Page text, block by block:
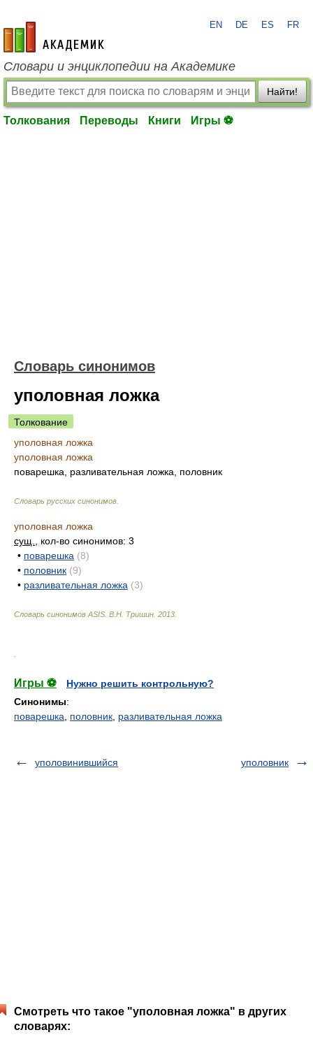
academic.ru
EN DE ES FR
Словари и энциклопедии на Академике
Найти!
Толкования Переводы Книги Игры ⚽
Словарь синонимов
уполовная ложка
Толкование
уполовная ложка
уполовная ложка
поварешка, разливательная ложка, половник
Словарь русских синонимов
уполовная ложка
сущ.
, кол-во синонимов: 3
• поварешка (8)
• половник (9)
• разливательная ложка (3)
Словарь синонимов ASIS. В.Н. Тришин 2013
Игры ⚽
Нужно решить контрольную?
Синонимы:
поварешка
половник разливательная ложка
уполовинившийся уполовник
Смотреть что такое "уполовная ложка" в других
словарях: